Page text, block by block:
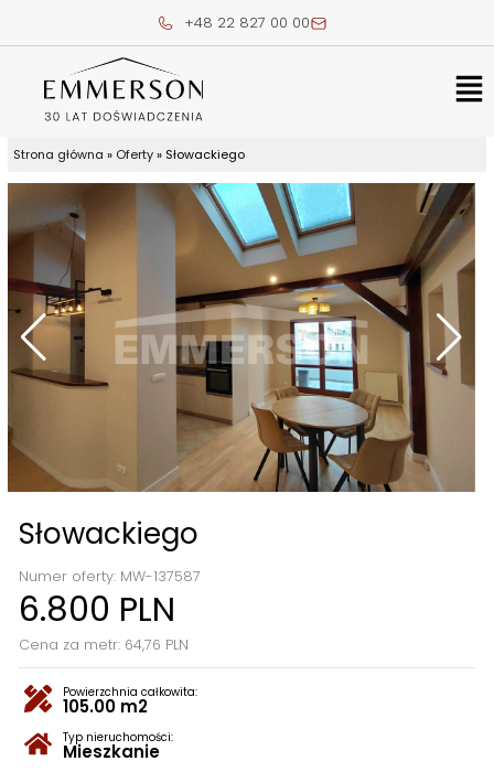
+48 22 827 00 00
Strona główna » Oferty» Słowackiego
Słowackiego
Numer oferty: MW-137587
6.800 PLN
Cena za metr: 64,76 PLN
Powierzchnia całkowita:
105.00 m2
Typ nieruchomości:
Mieszkanie